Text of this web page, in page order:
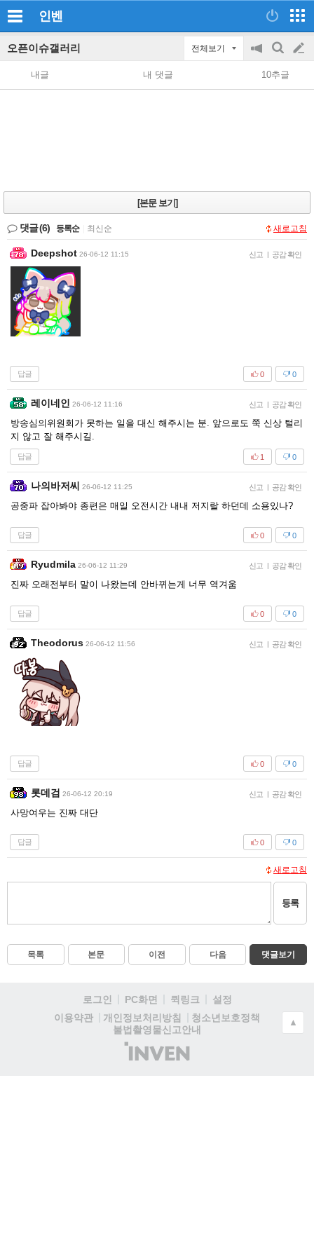
인벤
오픈이슈갤러리 전체보기
공
지
on/off
검
색
글
쓰
내글 내 댓글 10추글
[본문 보기]
댓글(6) 등록순 최신순 새로고침
Deepshot 26-06-12 11:15 신고 | 공감 확인
답글 0
0
레이네인 26-06-12 11:16 신고 | 공감 확인
방송심의위원회가 못하는 일을 대신 해주시는 분. 앞으로도 쭉 신상 털리
지 않고 잘 해주시길.
답글 0
1
나의바저씨 26-06-12 11:25 신고 | 공감 확인
공중파 잡아봐야 종편은 매일 오전시간 내내 저지랄 하던데 소용있나?
답글 0
0
Ryudmila 26-06-12 11:29 신고 | 공감 확인
진짜 오래전부터 말이 나왔는데 안바뀌는게 너무 역겨움
답글 0
0
Theodorus 26-06-12 11:56 신고 | 공감 확인
답글 0
0
롯데검 26-06-12 20:19 신고 | 공감 확인
사망여우는 진짜 대단
답글 0
0
새로고침
등록
목록 본문 이전 다음 댓글보기
로그인 PC화면 퀵링크
설정
이용약관
개인정보처리방침
청소년보호정책
불법촬영물신고안내
(주)
인
▲